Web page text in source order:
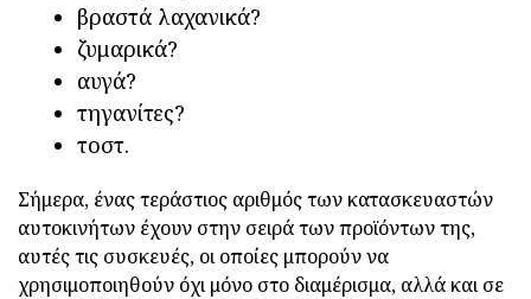
βραστά λαχανικά?
ζυμαρικά?
αυγά?
τηγανίτες?
τοστ.
Σήμερα, ένας τεράστιος αριθμός των κατασκευαστών
αυτοκινήτων έχουν στην σειρά των προϊόντων της,
αυτές τις συσκευές, οι οποίες μπορούν να
χρησιμοποιηθούν όχι μόνο στο διαμέρισμα, αλλά και σε